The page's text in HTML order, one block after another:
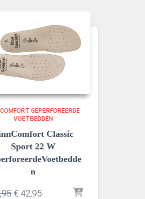
GEPERFOREERDE
VOETBEDDEN
Classic
Sport 22 W
n
Oorspronkelijke
€ 42,95